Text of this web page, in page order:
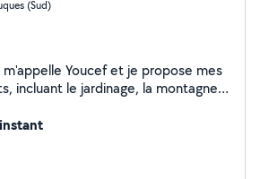
moi Merci A Bientôt ,Je
(Sud)
m'appelle Youcef et je propose mes
incluant le jardinage, la montagne,
ce soit à l'intérieur ou à l'extérieur,